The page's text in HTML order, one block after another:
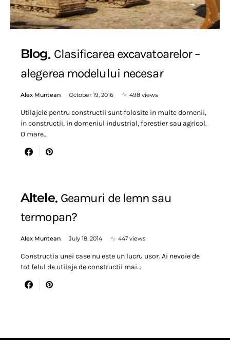
Blog Clasificarea excavatoarelor –
alegerea modelului necesar
Alex Muntean October 19, 2016 498 views
Utilajele pentru constructii sunt folosite in multe domenii,
in constructii, in domeniul industrial, forestier sau agricol.
O mare…
Altele Geamuri de lemn sau
termopan?
Alex Muntean July 18, 2014 447 views
Constructia unei case nu este un lucru usor. Ai nevoie de
tot felul de utilaje de constructii mai…